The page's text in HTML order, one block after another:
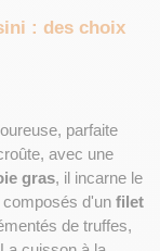
: des choix
parfaite
avec une
gras, il incarne le
composés d'un filet
de truffes,